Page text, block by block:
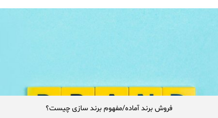
فروش برند آماده/مفهوم برند سازی چیست؟